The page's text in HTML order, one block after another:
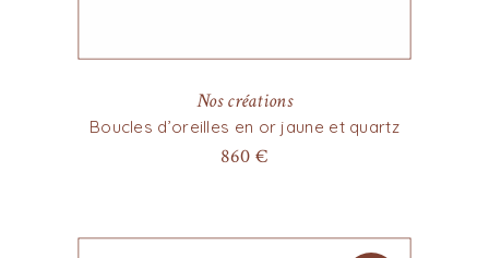
Nos créations
Boucles d’oreilles en or jaune et quartz
860€